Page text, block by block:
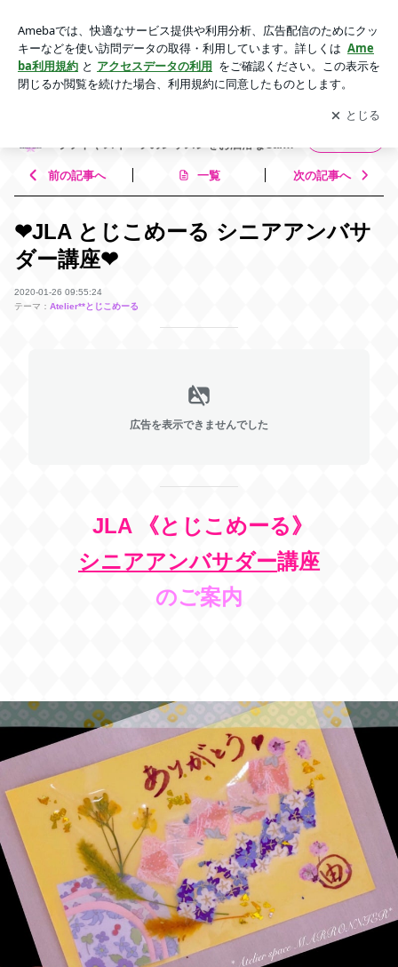
神奈川県 相模原市 / 可愛いクラフトやスイーツのレッスンをお
洒落なCafe＆Bar 店内で行っています❤︎
アプリをダウンロードして ブログの更新通知
を受け取りまし
ょう。
開く
ラフトやスイーツのレッスンをお洒落なCafe
前の記事へ 一覧 次の記事へ
❤︎JLA とじこめーる シニアアンバサ
ダー講座❤︎
2020-01-26 09:55:24
テーマ： Atelier**とじこめーる
広告を表示できませんでした
JLA 《とじこめーる》
シニアアンバサダー講座
のご案内